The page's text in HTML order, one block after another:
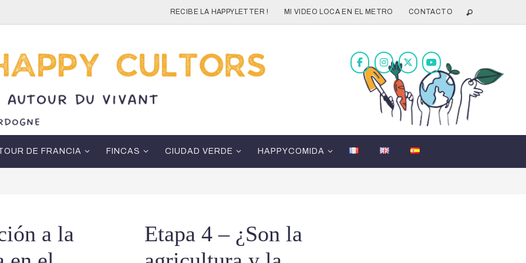
RECIBE LA HAPPYLETTER ! MI VIDEO LOCA EN EL METRO CONTACTO
DE FRANCIA FINCAS CIUDAD VERDE HAPPYCOMIDA
a la
Etapa 4 – ¿Son la